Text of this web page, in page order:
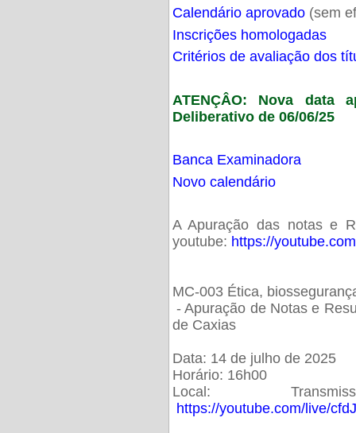
Calendário aprovado(sem
Inscrições homologadas
Critérios de avaliação dos
ATENÇÂO: Nova data
Deliberativo de 06/06/25
Banca Examinadora
Novo calendário
A Apuração das notas e
youtube: https://
MC-003 Ética,
- Apuração de Notas e
de Caxias
Data: 14 de julho de 2025
Horário: 16h00
Local:
https://youtube.com/live/